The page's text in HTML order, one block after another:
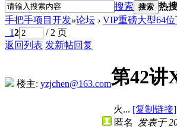
搜索 搜索 热
手把手项目开发»论坛 › VIP重磅大型64
12
/ 2 页
返回列表 发新帖回复
楼主: yzjchen@163.com第42讲
火... [复制链接]
匿名 发表于